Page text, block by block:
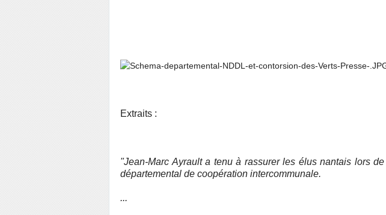
Extraits :
"Jean-Marc Ayrault a tenu à rassurer les élus nantais lors
départemental de coopération intercommunale.
...